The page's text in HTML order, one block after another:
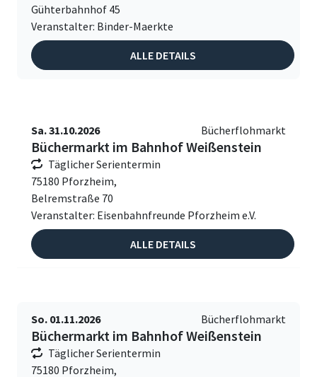
Gühterbahnhof 45
Veranstalter: Binder-Maerkte
ALLE DETAILS
Sa. 31.10.2026 Bücherflohmarkt
Büchermarkt im Bahnhof Weißenstein
Täglicher Serientermin
75180 Pforzheim,
Belremstraße 70
Veranstalter: Eisenbahnfreunde Pforzheim e.V.
ALLE DETAILS
So. 01.11.2026 Bücherflohmarkt
Büchermarkt im Bahnhof Weißenstein
Täglicher Serientermin
75180 Pforzheim,